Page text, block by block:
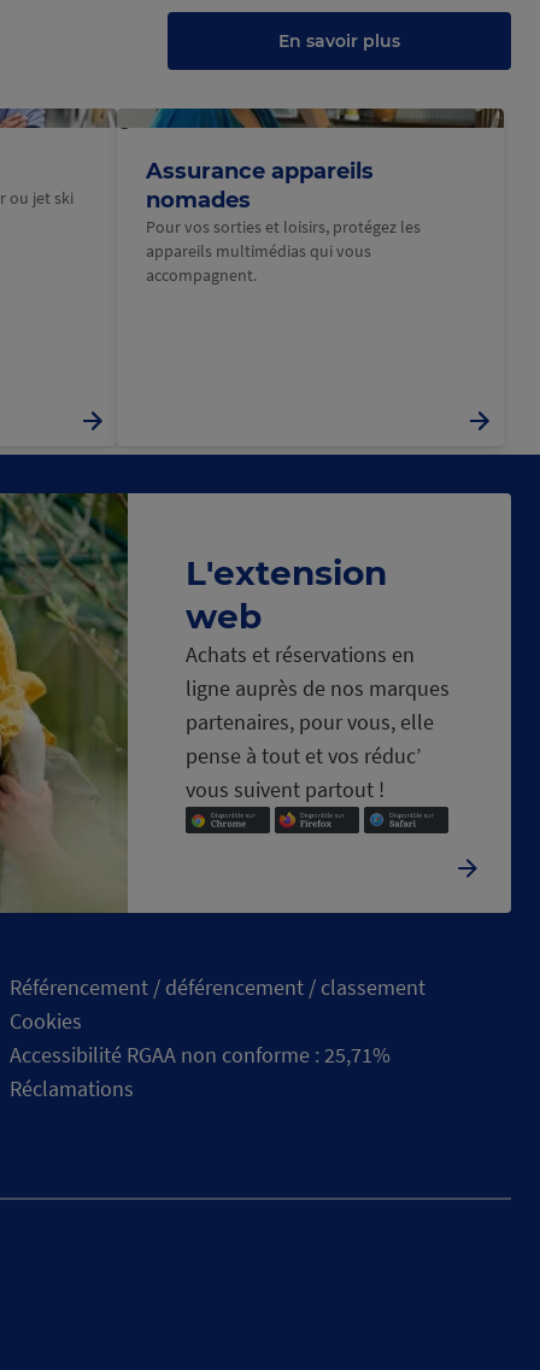
En savoir plus
ou jet ski
Assurance appareils
nomades
Pour vos sorties et loisirs, protégez les
appareils multimédias qui vous
accompagnent.
@Macif
L'extension
web
Achats et réservations en
ligne auprès de nos marques
partenaires, pour vous, elle
pense à tout et vos réduc’
vous suivent partout !
Référencement / déférencement / classement
Cookies
Accessibilité RGAA non conforme : 25,71%
Réclamations